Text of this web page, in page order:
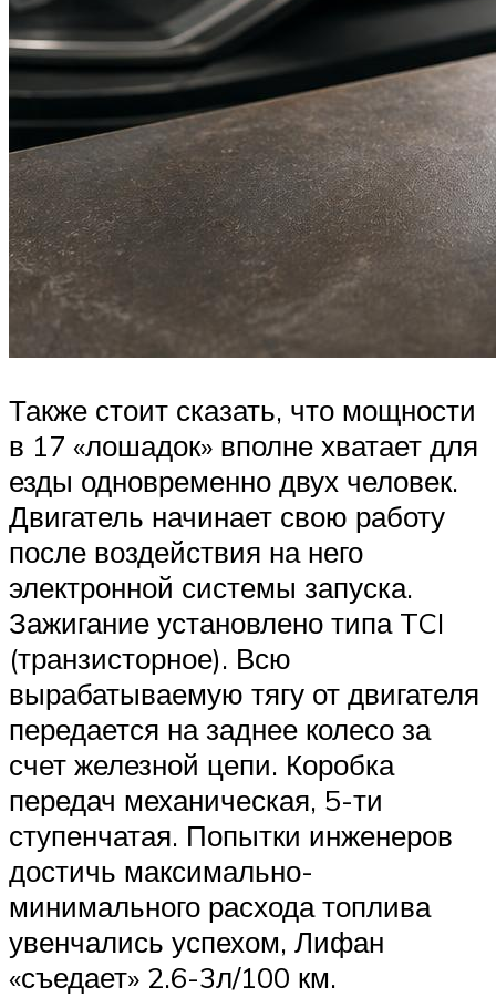
Также стоит сказать, что мощности
в 17 «лошадок» вполне хватает для
езды одновременно двух человек.
Двигатель начинает свою работу
после воздействия на него
электронной системы запуска.
Зажигание установлено типа TCI
(транзисторное). Всю
вырабатываемую тягу от двигателя
передается на заднее колесо за
счет железной цепи. Коробка
передач механическая, 5-ти
ступенчатая. Попытки инженеров
достичь максимально-
минимального расхода топлива
увенчались успехом, Лифан
«съедает» 2.6-3л/100 км.